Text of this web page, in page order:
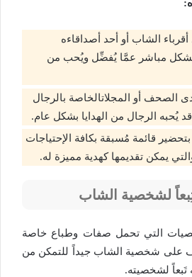
الشاب أو أحد أصداقاءه
بشكل مباشر عمَّا يُفضِّل ويُحب من
الصحف أو المجلاتالخاصة بالرجال
يُحبه الرجال من الهدايا بشكل عام.
قائمة مُسبقة بكافة الإحتياجات
يمكن تقديمها كهدية مميزة له.
تِبعاً لشخصية الشاب
التي تحمل صفات وطباع خاصة
على شخصية الشاب جيداً للتمكن من
تَبعاً لشخصيته.